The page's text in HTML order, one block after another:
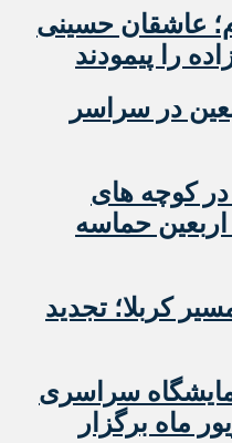
عاشقان حسینی
را پیمودند
در سراسر
کوچه های
حماسه
کربلا؛ تجدید
سراسری
ماه برگزار